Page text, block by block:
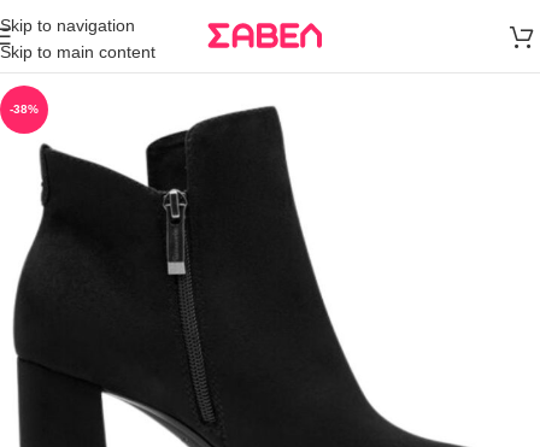
Skip to navigation
Skip to main content
άνω των 80€
Παραγγελία
-38%